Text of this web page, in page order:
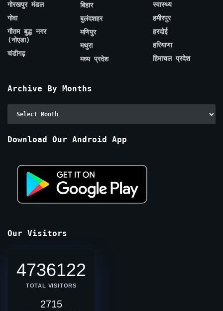
गोरखपुर मंडल
गोवा
गौतम बुद्ध नगर
(नोएडा)
चंडीगढ़
बिहार
बुलंदशहर
मणिपुर
मथुरा
मध्य प्रदेश
स्वास्थ्य
हमीरपुर
हरदोई
हरियाणा
हिमाचल प्रदेश
Archive By Months
Download Our Android App
Our Visitors
4736122
TOTAL VISITORS
2715